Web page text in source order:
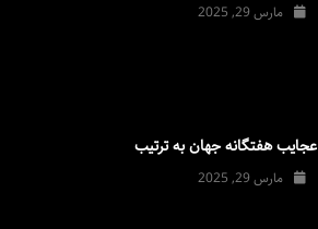
مارس 29, 2025
عجایب هفتگانه جهان به ترتیب
مارس 29, 2025